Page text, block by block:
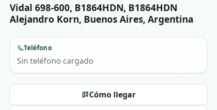
Vidal 698-600, B1864HDN, B1864HDN
Alejandro Korn, Buenos Aires, Argentina
Teléfono
Sin teléfono cargado
Cómo llegar